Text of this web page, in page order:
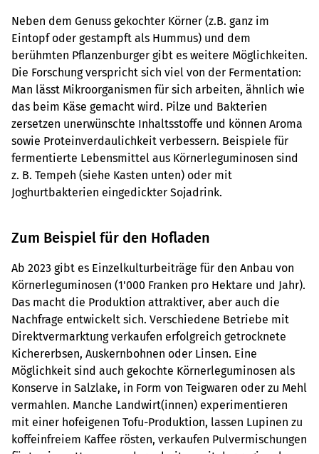
Neben dem Genuss gekochter Körner (z.B. ganz im
Eintopf oder gestampft als Hummus) und dem
berühmten Pflanzenburger gibt es weitere Möglichkeiten.
Die Forschung verspricht sich viel von der Fermentation:
Man lässt Mikroorganismen für sich arbeiten, ähnlich wie
das beim Käse gemacht wird. Pilze und Bakterien
zersetzen unerwünschte Inhaltsstoffe und können Aroma
sowie Proteinverdaulichkeit verbessern. Beispiele für
fermentierte Lebensmittel aus Körnerleguminosen sind
z. B. Tempeh (siehe Kasten unten) oder mit
Joghurtbakterien eingedickter Sojadrink.
Zum Beispiel für den Hofladen
Ab 2023 gibt es Einzelkulturbeiträge für den Anbau von
Körnerleguminosen (1'000 Franken pro Hektare und Jahr).
Das macht die Produktion attraktiver, aber auch die
Nachfrage entwickelt sich. Verschiedene Betriebe mit
Direktvermarktung verkaufen erfolgreich getrocknete
Kichererbsen, Auskernbohnen oder Linsen. Eine
Möglichkeit sind auch gekochte Körnerleguminosen als
Konserve in Salzlake, in Form von Teigwaren oder zu Mehl
vermahlen. Manche Landwirt(innen) experimentieren
mit einer hofeigenen Tofu-Produktion, lassen Lupinen zu
koffeinfreiem Kaffee rösten, verkaufen Pulvermischungen